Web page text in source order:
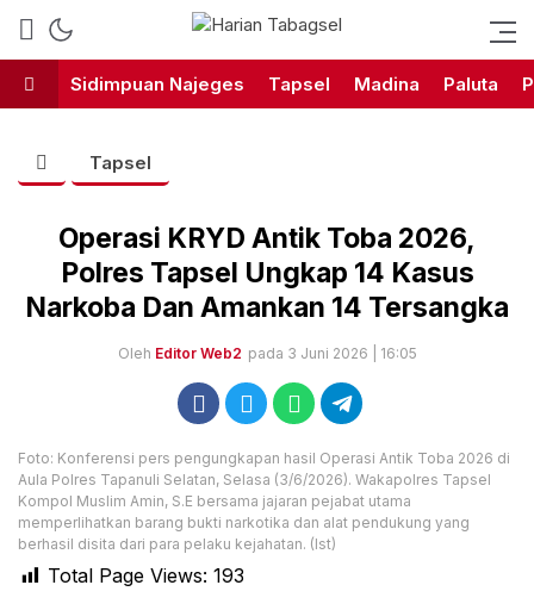
Harian Tabagsel
Harian Tabagsel Official Website
Sidimpuan Najeges
Tapsel Madina Paluta
Tapsel
Operasi KRYD Antik Toba 2026,
Polres Tapsel Ungkap 14 Kasus
Narkoba Dan Amankan 14 Tersangka
Oleh Editor Web2 pada 3 Juni 2026 | 16:05
Foto: Konferensi pers pengungkapan hasil Operasi Antik Toba 2026 di
Aula Polres Tapanuli Selatan, Selasa (3/6/2026). Wakapolres Tapsel
Kompol Muslim Amin, S.E bersama jajaran pejabat utama
memperlihatkan barang bukti narkotika dan alat pendukung yang
berhasil disita dari para pelaku kejahatan. (Ist)
Total Page Views: 193